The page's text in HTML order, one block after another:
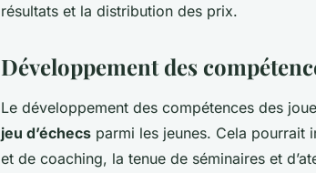
résultats et la distribution des prix.
Développement des
Le développement des compétences des
jeu d’échecs parmi les jeunes. Cela pourrait
et de coaching, la tenue de séminaires et